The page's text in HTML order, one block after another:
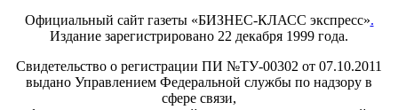
Официальный сайт газеты «БИЗНЕС-КЛАСС экспресс».
Издание зарегистрировано 22 декабря 1999 года.
Свидетельство о регистрации ПИ №ТУ-00302 от 07.10.2011
выдано Управлением Федеральной службы по надзору в
сфере связи,